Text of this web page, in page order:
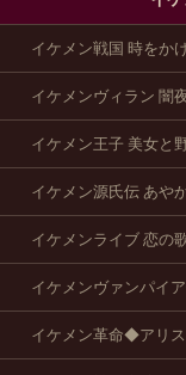
イケメン戦国 時をか
イケメンヴィラン 闇
イケメン王子 美女と
イケメン源氏伝 あや
イケメンライブ 恋の
イケメンヴァンパイ
イケメン革命◆アリ